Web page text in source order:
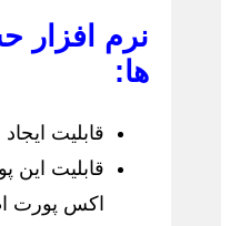
نرم افزار
ها:
قابلیت
قابلیت این
اکس پورت